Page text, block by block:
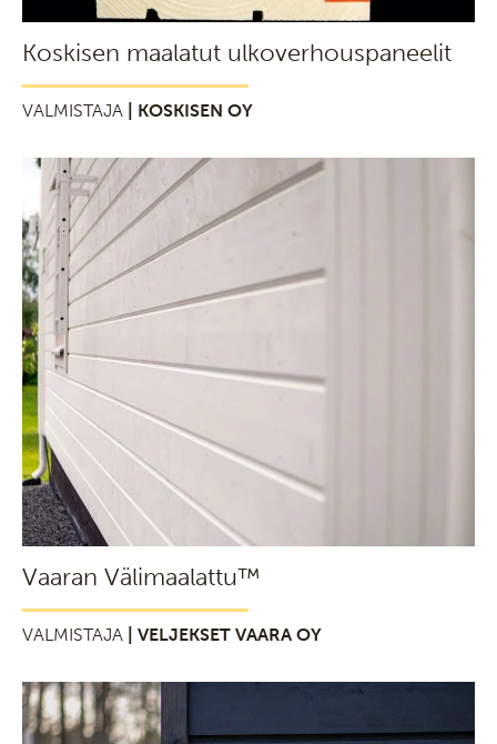
Koskisen maalatut ulkoverhouspaneelit
VALMISTAJA | KOSKISEN OY
Vaaran Välimaalattu™
VALMISTAJA | VELJEKSET VAARA OY